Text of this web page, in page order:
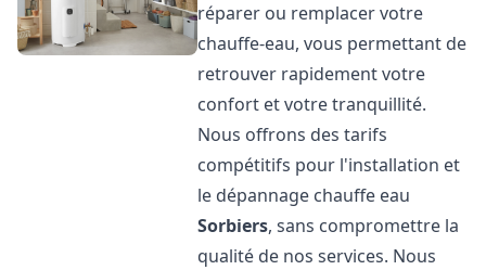
réparer ou remplacer votre
chauffe-eau, vous permettant de
retrouver rapidement votre
confort et votre tranquillité.
Nous offrons des tarifs
compétitifs pour l'installation et
le dépannage chauffe eau
Sorbiers, sans compromettre la
qualité de nos services. Nous